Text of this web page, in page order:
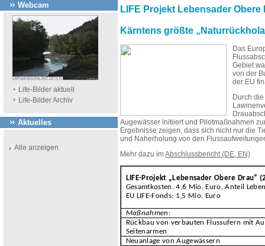
Webcam
Life-Bilder aktuell
Life-Bilder Archiv
Aktuelles
Alle anzeigen
LIFE Projekt Lebensader Obere
Kärntens größte
Das
Gebiet
von der
der EU
Durch
Augewässer initiiert und Pilotmaßnahmen
Ergebnisse zeigen, dass sich nicht nur die
und Naherholung von den
Mehr dazu imAbschlussbericht (DE, EN)
LIFE-Projekt „Lebensader Obere Drau“
Gesamtkosten. 4,6 Mio. Euro, Anteil
EU LIFE-Fonds: 1,5 Mio. Euro
Maßnahmen:
Rückbau von verbauten Flussufern mit
Seitenarmen
Neuanlage von Augewässern